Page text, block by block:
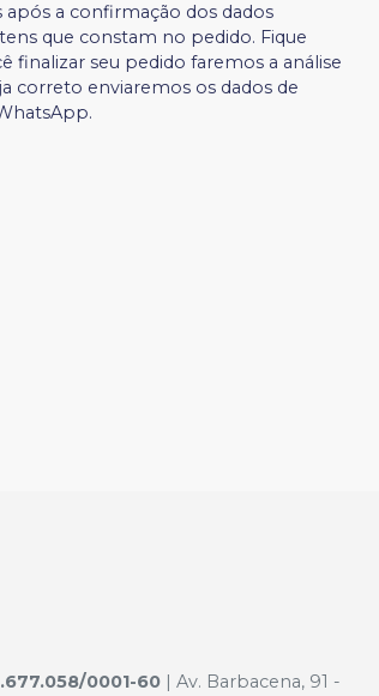
após a confirmação dos dados
que constam no pedido. Fique
finalizar seu pedido faremos a análise
correto enviaremos os dados de
0001-60 | Av. Barbacena, 91 -